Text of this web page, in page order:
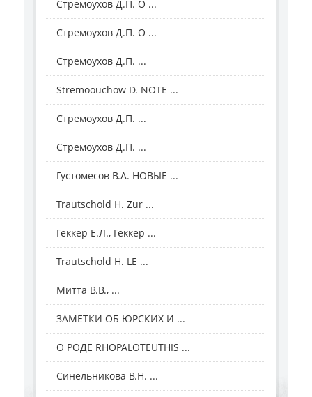
Стремоухов Д.П. О ...
Стремоухов Д.П. О ...
Стремоухов Д.П. ...
Stremoouсhow D. NOTE ...
Стремоухов Д.П. ...
Стремоухов Д.П. ...
Густомесов В.А. НОВЫЕ ...
Trautschold H. Zur ...
Геккер Е.Л., Геккер ...
Trautschold H. LE ...
Митта В.В., ...
ЗАМЕТКИ ОБ ЮРСКИХ И ...
О РОДЕ RHOPALOTEUTHIS ...
Синельникова В.Н. ...